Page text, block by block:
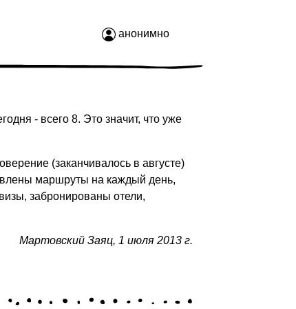
анонимно
- всего 8. Это значит, что уже
(заканчивалось в августе)
маршруты на каждый день,
забронированы отели,
Мартовский Заяц, 1 июля 2013 г.